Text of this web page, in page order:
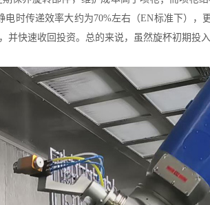
电时传递效率大约为70%左右（EN标准下）
快速收回投资。总的来说，虽然旋杯初期投